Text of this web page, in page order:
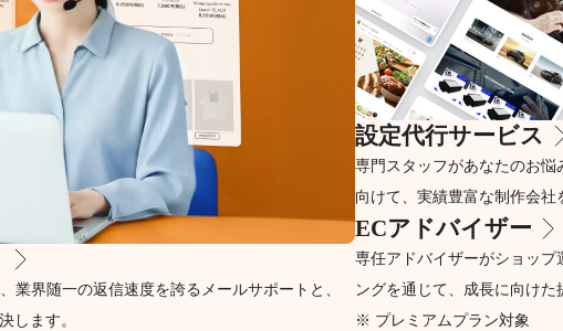
業界随一の返信速度を誇るメールサポートと、
します。
設定代行サービス
専門スタッフがあなたのお
向けて、実績豊富な制作会社
ECアドバイザー
専任アドバイザーがショップ
ングを通じて、成長に向けた
※ プレミアムプラン対象